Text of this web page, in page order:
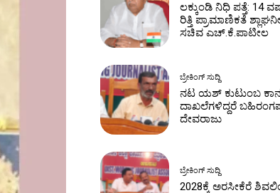
ಲಕ್ಕುಂಡಿ ನಿಧಿ ಪತ್ತೆ: 14
ರಿತ್ತಿ ಪ್ರಾಮಾಣಿಕತೆ
ಸಚಿವ ಎಚ್.ಕೆ.ಪಾಟೀಲ
ಬ್ರೇಕಿಂಗ್ ಸುದ್ದಿ
ನಟ ಯಶ್‌ ಕುಟುಂಬ
ದಾಖಲೆಗಳಿದ್ದರೆ
ದೇವರಾಜು
ಬ್ರೇಕಿಂಗ್ ಸುದ್ದಿ
2028ಕ್ಕೆ ಅರಸೀಕೆರೆ